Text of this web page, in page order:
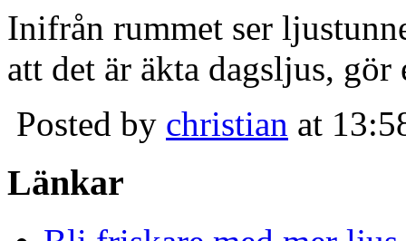
Inifrån rummet ser
att det är äkta dagsljus,
Posted by christian at
Länkar